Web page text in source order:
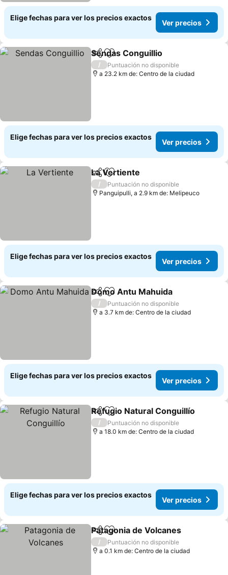
Elige fechas para ver los precios exactos
Ver precios
CompartirAgregar a favoritos
Sendas Conguillio
/
Puntuación no disponible
a 23.2 km de: Centro de la ciudad
Elige fechas para ver los precios exactos
Ver precios
CompartirAgregar a favoritos
La Vertiente
/
Puntuación no disponible
Panguipulli, a 2.9 km de: Melipeuco
Elige fechas para ver los precios exactos
Ver precios
CompartirAgregar a favoritos
Domo Antu Mahuida
/
Puntuación no disponible
a 3.7 km de: Centro de la ciudad
Elige fechas para ver los precios exactos
Ver precios
CompartirAgregar a favoritos
Refugio Natural Conguillío
/
Puntuación no disponible
a 18.0 km de: Centro de la ciudad
Elige fechas para ver los precios exactos
Ver precios
CompartirAgregar a favoritos
Patagonia de Volcanes
/
Puntuación no disponible
a 0.1 km de: Centro de la ciudad